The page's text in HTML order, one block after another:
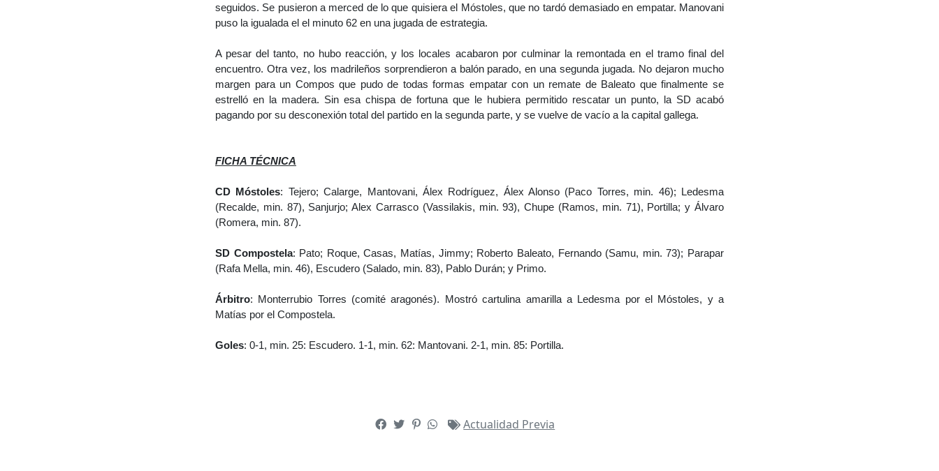
seguidos. Se pusieron a merced de lo que quisiera el Móstoles, que no tardó demasiado en empatar. Manovani
puso la igualada el el minuto 62 en una jugada de estrategia.
A pesar del tanto, no hubo reacción, y los locales acabaron por culminar la remontada en el tramo final del
encuentro. Otra vez, los madrileños sorprendieron a balón parado, en una segunda jugada. No dejaron mucho
margen para un Compos que pudo de todas formas empatar con un remate de Baleato que finalmente se
estrelló en la madera. Sin esa chispa de fortuna que le hubiera permitido rescatar un punto, la SD acabó
pagando por su desconexión total del partido en la segunda parte, y se vuelve de vacío a la capital gallega.
FICHA TÉCNICA
CD Móstoles: Tejero; Calarge, Mantovani, Álex Rodríguez, Álex Alonso (Paco Torres, min. 46); Ledesma
(Recalde, min. 87), Sanjurjo; Alex Carrasco (Vassilakis, min. 93), Chupe (Ramos, min. 71), Portilla; y Álvaro
(Romera, min. 87).
SD Compostela: Pato; Roque, Casas, Matías, Jimmy; Roberto Baleato, Fernando (Samu, min. 73); Parapar
(Rafa Mella, min. 46), Escudero (Salado, min. 83), Pablo Durán; y Primo.
Árbitro: Monterrubio Torres (comité aragonés). Mostró cartulina amarilla a Ledesma por el Móstoles, y a
Matías por el Compostela.
Goles: 0-1, min. 25: Escudero. 1-1, min. 62: Mantovani. 2-1, min. 85: Portilla.
Actualidad Previa